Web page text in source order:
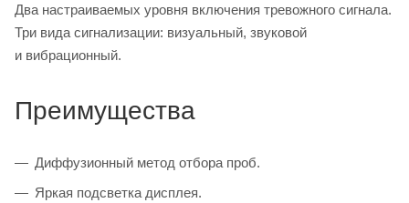
Два настраиваемых уровня включения тревожного сигнала.
Три вида сигнализации: визуальный, звуковой
и вибрационный.
Преимущества
Диффузионный метод отбора проб.
Яркая подсветка дисплея.